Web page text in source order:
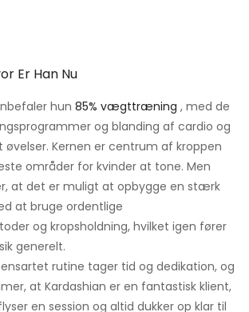
Er Han Nu
hun 85% vægttræning , med de
og blanding af cardio og
Kernen er centrum af kroppen
områder for kvinder at tone. Men
at det er muligt at opbygge en stærk
at bruge ordentlige
og kropsholdning, hvilket igen fører
generelt.
rutine tager tid og dedikation, og
at Kardashian er en fantastisk klient,
en session og altid dukker op klar til